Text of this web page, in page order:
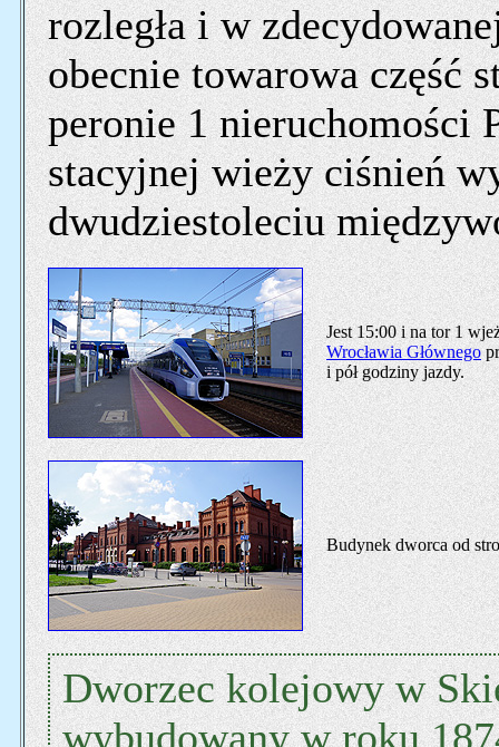
rozległa i w
obecnie towarowa część
peronie 1 nieruchomości
stacyjnej wieży ciśnień
dwudziestoleciu
Jest 15:00 i na tor 1
Wrocławia Głównego
i pół godziny jazdy.
Budynek dworca od
Dworzec kolejowy w
wybudowany w roku